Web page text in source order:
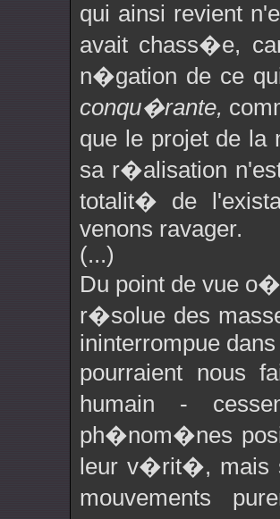
qui ainsi revient
avait chass�e,
n�gation de ce
conqu�rante,
que le projet de
sa r�alisation
totalit� de
venons ravager.
(...)
Du point de vue
r�solue des
ininterrompue
pourraient nous
humain -
ph�nom�nes
leur v�rit�, mais
mouvements